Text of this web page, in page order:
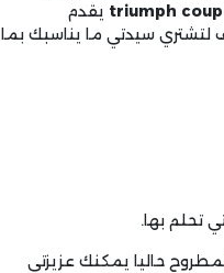
triumph يقدم
لتشتري سيدتي ما يناسبك بما
حاليا يمكنك عزيزتي